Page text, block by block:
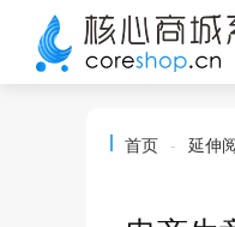
首页 - 延伸